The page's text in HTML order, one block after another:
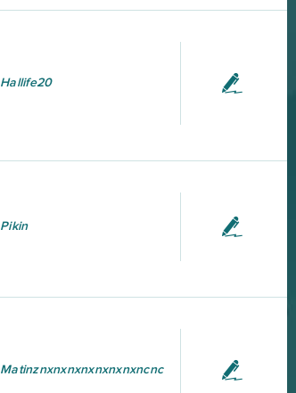
Hallife20
Pikin
Matinznxnxnxnxnxnxnxncnc